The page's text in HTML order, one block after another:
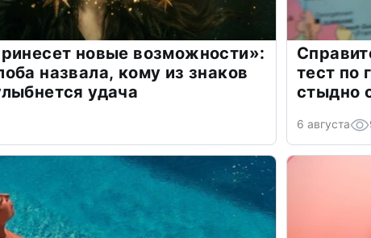
новые возможности»:
назвала, кому из знаков
удача
тест по
стыдно
6 августа